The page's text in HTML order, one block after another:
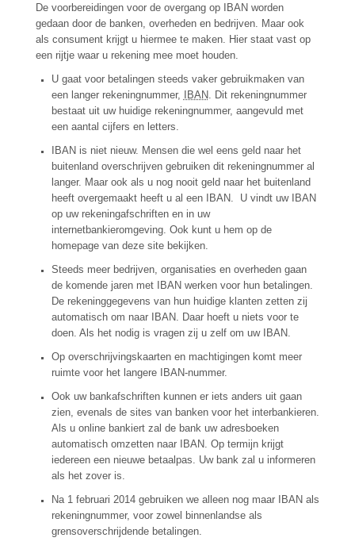
De voorbereidingen voor de overgang op IBAN worden
gedaan door de banken, overheden en bedrijven. Maar ook
als consument krijgt u hiermee te maken. Hier staat vast op
een rijtje waar u rekening mee moet houden.
U gaat voor betalingen steeds vaker gebruikmaken van
een langer rekeningnummer,
IBAN. Dit rekeningnummer
bestaat uit uw huidige rekeningnummer, aangevuld met
een aantal cijfers en letters.
IBAN is niet nieuw. Mensen die wel eens geld naar het
buitenland overschrijven gebruiken dit rekeningnummer al
langer. Maar ook als u nog nooit geld naar het buitenland
heeft overgemaakt heeft u al een IBAN. U vindt uw IBAN
op uw rekeningafschriften en in uw
internetbankieromgeving. Ook kunt u hem op de
homepage van deze site bekijken.
Steeds meer bedrijven, organisaties en overheden gaan
de komende jaren met IBAN werken voor hun betalingen.
De rekeninggegevens van hun huidige klanten zetten zij
automatisch om naar IBAN. Daar hoeft u niets voor te
doen. Als het nodig is vragen zij u zelf om uw IBAN.
Op overschrijvingskaarten en machtigingen komt meer
ruimte voor het langere IBAN-nummer.
Ook uw bankafschriften kunnen er iets anders uit gaan
zien, evenals de sites van banken voor het interbankieren.
Als u online bankiert zal de bank uw adresboeken
automatisch omzetten naar IBAN. Op termijn krijgt
iedereen een nieuwe betaalpas. Uw bank zal u informeren
als het zover is.
Na 1 februari 2014 gebruiken we alleen nog maar IBAN als
rekeningnummer, voor zowel binnenlandse als
grensoverschrijdende betalingen.